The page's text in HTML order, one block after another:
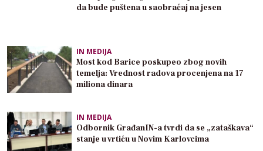
da bude puštena u saobraćaj na jesen
IN MEDIJA
Most kod Barice poskupeo zbog novih
temelja: Vrednost radova procenjena na 17
miliona dinara
IN MEDIJA
Odbornik GrađanIN-a tvrdi da se „zataškava“
stanje u vrtiću u Novim Karlovcima